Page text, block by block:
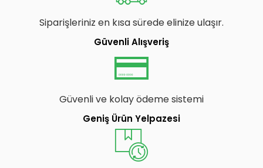
Siparişleriniz en kısa sürede elinize ulaşır.
Güvenli Alışveriş
Güvenli ve kolay ödeme sistemi
Geniş Ürün Yelpazesi